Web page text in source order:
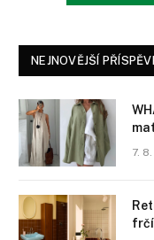
NEJNOVĚJŠÍ
7.